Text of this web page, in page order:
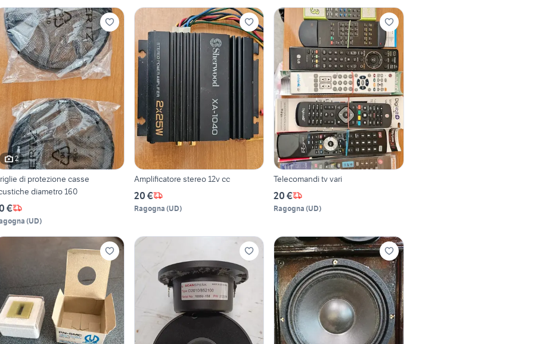
2
di protezione casse
diametro 160
€
(UD)
Amplificatore stereo 12v cc
20 €
Ragogna (UD)
Telecomandi tv vari
20 €
Ragogna (UD)